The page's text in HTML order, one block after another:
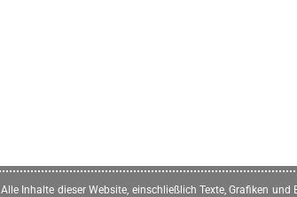
Alle Inhalte dieser Website, einschließlich Texte, Grafiken